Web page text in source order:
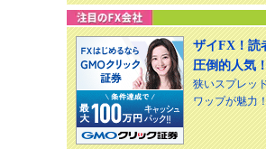
ザイFX！読
圧倒的人気！
狭いスプレッ
ワップが魅力！